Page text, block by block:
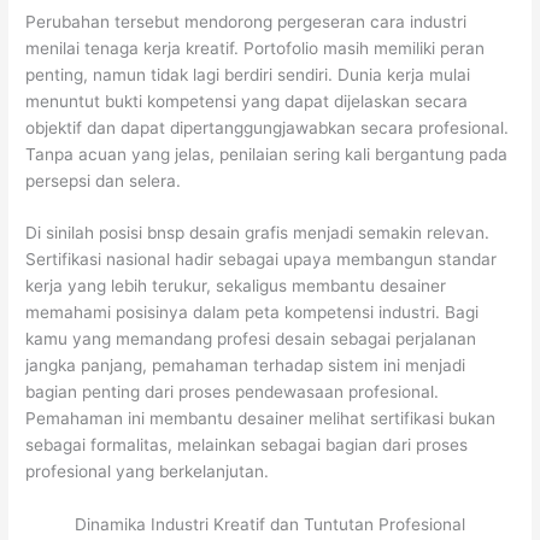
Perubahan tersebut mendorong pergeseran cara industri
menilai tenaga kerja kreatif. Portofolio masih memiliki peran
penting, namun tidak lagi berdiri sendiri. Dunia kerja mulai
menuntut bukti kompetensi yang dapat dijelaskan secara
objektif dan dapat dipertanggungjawabkan secara profesional.
Tanpa acuan yang jelas, penilaian sering kali bergantung pada
persepsi dan selera.
Di sinilah posisi bnsp desain grafis menjadi semakin relevan.
Sertifikasi nasional hadir sebagai upaya membangun standar
kerja yang lebih terukur, sekaligus membantu desainer
memahami posisinya dalam peta kompetensi industri. Bagi
kamu yang memandang profesi desain sebagai perjalanan
jangka panjang, pemahaman terhadap sistem ini menjadi
bagian penting dari proses pendewasaan profesional.
Pemahaman ini membantu desainer melihat sertifikasi bukan
sebagai formalitas, melainkan sebagai bagian dari proses
profesional yang berkelanjutan.
Dinamika Industri Kreatif dan Tuntutan Profesional